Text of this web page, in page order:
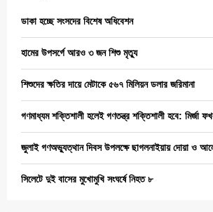
ডাকা হচ্ছে সংসদের বিশেষ অধিবেশন
হামের উপসর্গে আরও ৩ জন শিশু মৃত্যু
শিশুদের ক্ষতির দায়ে মেটাকে ৫৬৭ মিলিয়ন ডলার জরিমানা
গণমাধ্যম শক্তিশালী হলেই গণতন্ত্র শক্তিশালী হবে: মির্জা
জুলাই গণঅভ্যুত্থান দিবস উপলক্ষে ছাগলনাইয়ায় দোয়া ও
সিলেটে দুই বাসের মুখোমুখি সংঘর্ষে নিহত ৮